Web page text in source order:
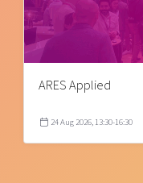
ARES Applied
24 Aug 2026, 13:30-16:30